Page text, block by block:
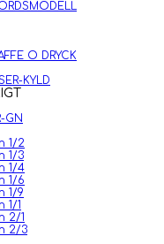
O DRYCK
KYLD
GN
1/2
1/3
1/4
1/6
1/9
1/1
2/1
2/3